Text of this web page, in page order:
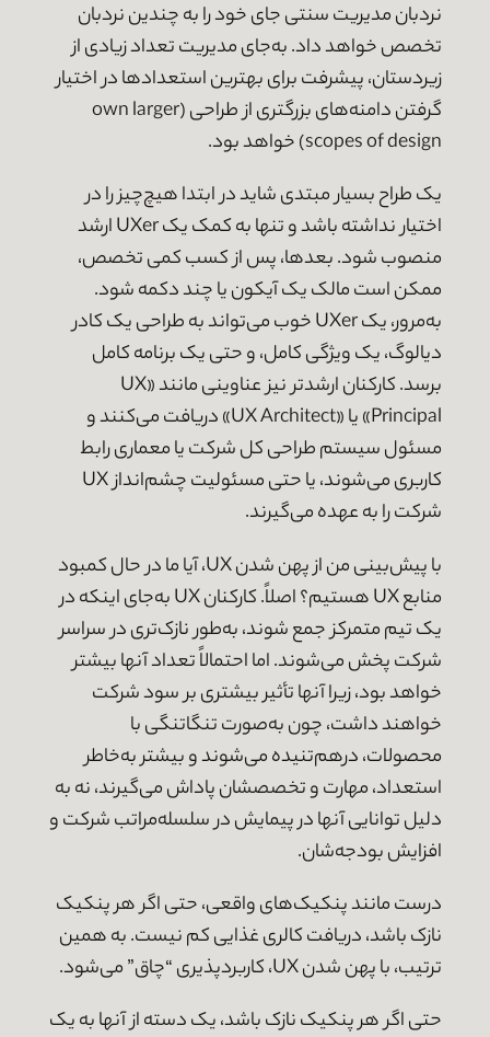
نردبان مدیریت سنتی جای خود را به چندین نردبان
تخصص خواهد داد. به‌جای مدیریت تعداد زیادی از
زیردستان، پیشرفت برای بهترین استعدادها در اختیار
گرفتن دامنه‌های بزرگتری از طراحی (own larger
scopes of design) خواهد بود.
یک طراح بسیار مبتدی شاید در ابتدا هیچ‌چیز را در
اختیار نداشته باشد و تنها به کمک یک UXer ارشد
منصوب شود. بعدها، پس از کسب کمی تخصص،
ممکن است مالک یک آیکون یا چند دکمه شود.
به‌مرور، یک UXer خوب می‌تواند به طراحی یک کادر
دیالوگ، یک ویژگی کامل، و حتی یک برنامه کامل
برسد. کارکنان ارشدتر نیز عناوینی مانند «UX
Principal» یا «UX Architect» دریافت می‌کنند و
مسئول سیستم طراحی کل شرکت یا معماری رابط
کاربری می‌شوند، یا حتی مسئولیت چشم‌انداز UX
شرکت را به عهده می‌گیرند.
با پیش‌بینی من از پهن شدن UX، آیا ما در حال کمبود
منابع UX هستیم؟ اصلاً. کارکنان UX به‌جای اینکه در
یک تیم متمرکز جمع شوند، به‌طور نازک‌تری در سراسر
شرکت پخش می‌شوند. اما احتمالاً تعداد آنها بیشتر
خواهد بود، زیرا آنها تأثیر بیشتری بر سود شرکت
خواهند داشت، چون به‌صورت تنگاتنگی با
محصولات، درهم‌تنیده می‌شوند و بیشتر به‌خاطر
استعداد، مهارت و تخصصشان پاداش می‌گیرند، نه به
دلیل توانایی آنها در پیمایش در سلسله‌مراتب شرکت و
افزایش بودجه‌شان.
درست مانند پنکیک‌های واقعی، حتی اگر هر پنکیک
نازک باشد، دریافت کالری غذایی کم نیست. به همین
ترتیب، با پهن شدن UX، کاربردپذیری “چاق” می‌شود.
حتی اگر هر پنکیک نازک باشد، یک دسته از آنها به یک